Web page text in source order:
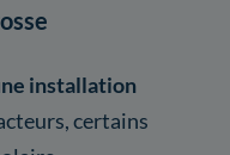
installation
certains